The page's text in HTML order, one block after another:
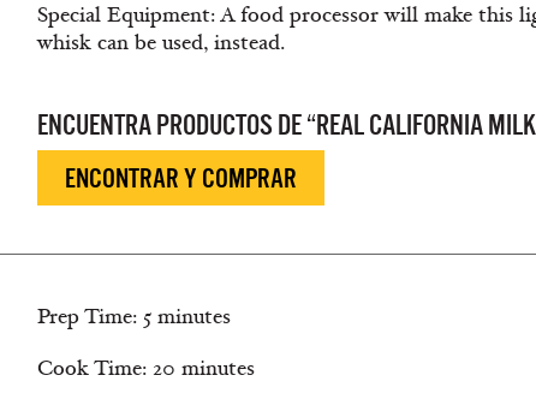
Special Equipment: A food processor will make this
whisk can be used, instead.
ENCUENTRA PRODUCTOS DE “REAL CALIFORNIA
ENCONTRAR Y COMPRAR
Prep Time: 5 minutes
Cook Time: 20 minutes